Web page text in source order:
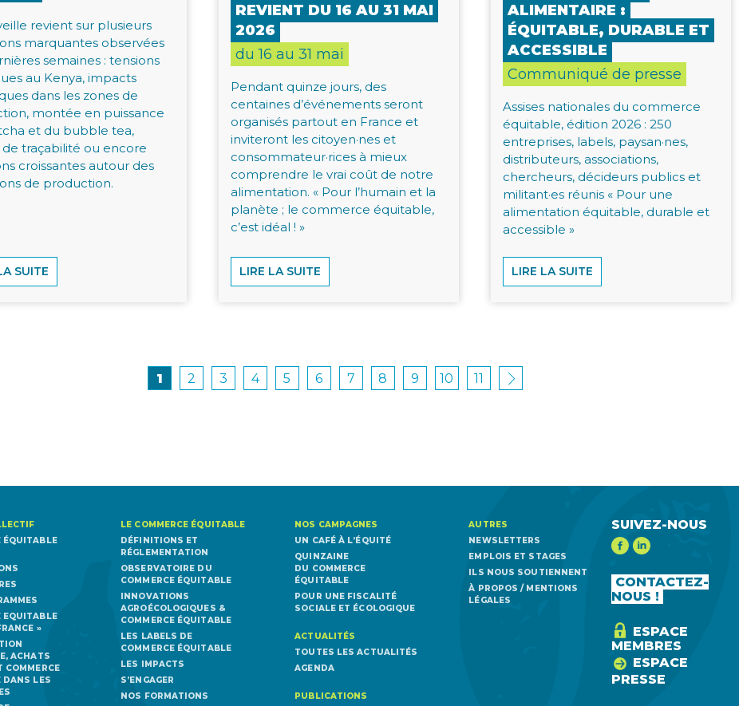
revient sur plusieurs
marquantes observées
semaines : tensions
au Kenya, impacts
dans les zones de
montée en puissance
et du bubble tea,
de traçabilité ou encore
croissantes autour des
de production.
SUITE
REVIENT DU 16 AU 31 MAI
2026
du 16 au 31 mai
Pendant quinze jours, des
centaines d’événements seront
organisés partout en France et
inviteront les citoyen·nes et
consommateur·rices à mieux
comprendre le vrai coût de notre
alimentation. « Pour l’humain et la
planète ; le commerce équitable,
c’est idéal ! »
LIRE LA SUITE
ALIMENTAIRE :
ÉQUITABLE, DURABLE ET
ACCESSIBLE
Communiqué de presse
Assises nationales du commerce
équitable, édition 2026 : 250
entreprises, labels, paysan·nes,
distributeurs, associations,
chercheurs, décideurs publics et
militant·es réunis « Pour une
alimentation équitable, durable et
accessible »
LIRE LA SUITE
1 2 3 4 5 6 7 8 9 10 11
ÉQUITABLE
EQUITABLE
»
ACHATS
COMMERCE
DANS LES
LE COMMERCE ÉQUITABLE
DÉFINITIONS ET
RÉGLEMENTATION
OBSERVATOIRE DU
COMMERCE ÉQUITABLE
INNOVATIONS
AGROÉCOLOGIQUES &
COMMERCE ÉQUITABLE
LES LABELS DE
COMMERCE ÉQUITABLE
LES IMPACTS
S’ENGAGER
NOS FORMATIONS
NOS CAMPAGNES
UN CAFÉ À L’ÉQUITÉ
QUINZAINE
DU COMMERCE
ÉQUITABLE
POUR UNE FISCALITÉ
SOCIALE ET ÉCOLOGIQUE
ACTUALITÉS
TOUTES LES ACTUALITÉS
AGENDA
PUBLICATIONS
AUTRES
NEWSLETTERS
EMPLOIS ET STAGES
ILS NOUS SOUTIENNENT
À PROPOS / MENTIONS
LÉGALES
SUIVEZ-NOUS
CONTACTEZ-
NOUS !
ESPACE
MEMBRES
ESPACE
PRESSE